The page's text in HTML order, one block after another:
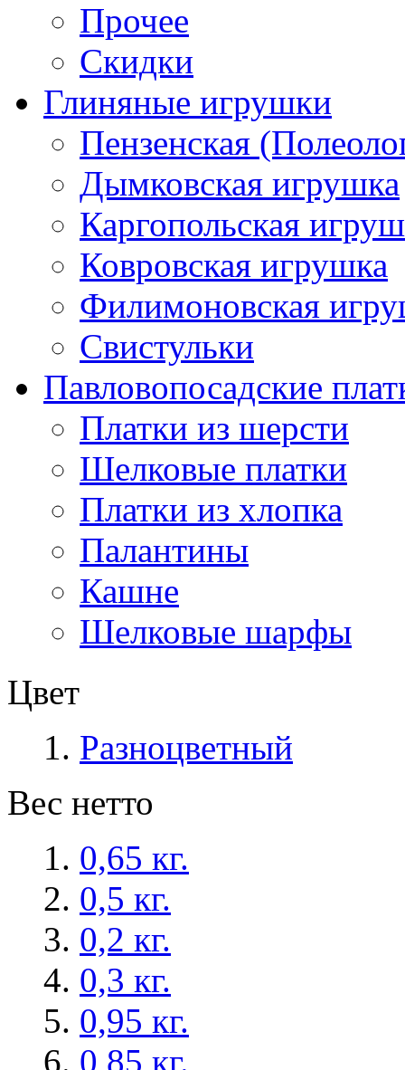
Прочее
Скидки
Глиняные игрушки
Пензенская
Дымковская игрушка
Каргопольская
Ковровская игрушка
Филимоновская
Свистульки
Павловопосадские
Платки из шерсти
Шелковые платки
Платки из хлопка
Палантины
Кашне
Шелковые шарфы
Цвет
Разноцветный
Вес нетто
0,65 кг.
0,5 кг.
0,2 кг.
0,3 кг.
0,95 кг.
0,85 кг.